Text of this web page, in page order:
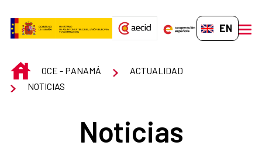
EN-GB
INICIOOCE - PANAMÁ
ACTUALIDAD
NOTICIAS
Noticias